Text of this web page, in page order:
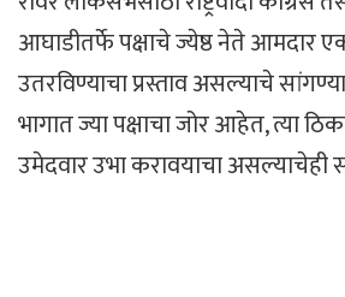
आघाडीतर्फे पक्षाचे ज्येष्ठ नेते आमदार
उतरविण्याचा प्रस्ताव असल्याचे
भागात ज्या पक्षाचा जोर आहेत, त्या
उमेदवार उभा करावयाचा